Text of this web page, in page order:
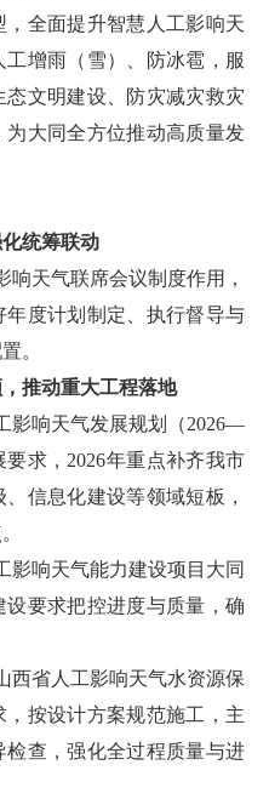
全面提升智慧人工影响天
增雨（雪）、防冰雹，服
文明建设、防灾减灾救灾
大同全方位推动高质量发
化统筹联动
响天气联席会议制度作用，
度计划制定、执行督导与
。
推动重大工程落地
影响天气发展规划（2026—
求，2026年重点补齐我市
信息化建设等领域短板，
影响天气能力建设项目大同
要求把控进度与质量，确
西省人工影响天气水资源保
按设计方案规范施工，主
查，强化全过程质量与进